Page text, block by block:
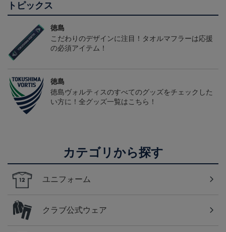
トピックス
徳島
こだわりのデザインに注目！タオルマフラーは応援
の必須アイテム！
徳島
徳島ヴォルティスのすべてのグッズをチェックした
い方に！全グッズ一覧はこちら！
カテゴリから探す
ユニフォーム
クラブ公式ウェア